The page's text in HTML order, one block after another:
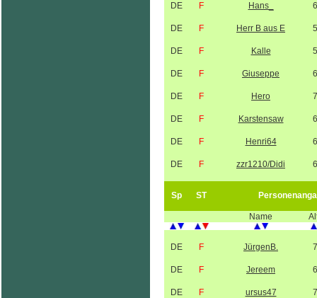
DE F Hans_
DE F Herr B aus E
DE F Kalle
DE F Giuseppe
DE F Hero
DE F Karstensaw
DE F Henri64
DE F zzr1210/Didi
Sp ST
Name
DE F JürgenB.
DE F Jereem
DE F ursus47